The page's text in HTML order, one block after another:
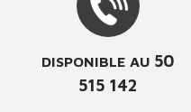
DISPONIBLE AU 50
515 142